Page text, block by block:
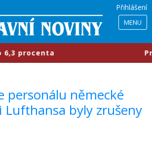
Přihlášení
MENU
procenta
personálu německé
Lufthansa byly zrušeny